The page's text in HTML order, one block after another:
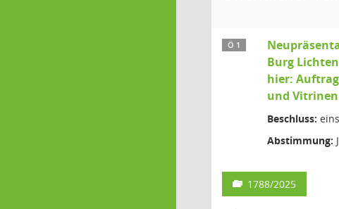
Ö 1
Burg
hier:
und
Beschluss:
Abstimmung:
1788/2025